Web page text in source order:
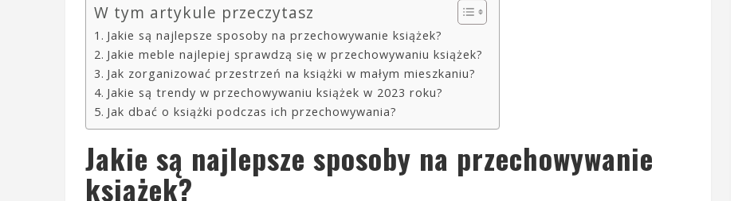
W tym artykule przeczytasz
Jakie są najlepsze sposoby na przechowywanie książek?
Jakie meble najlepiej sprawdzą się w przechowywaniu książek?
Jak zorganizować przestrzeń na książki w małym mieszkaniu?
Jakie są trendy w przechowywaniu książek w 2023 roku?
Jak dbać o książki podczas ich przechowywania?
Jakie są najlepsze sposoby na przechowywanie
książek?